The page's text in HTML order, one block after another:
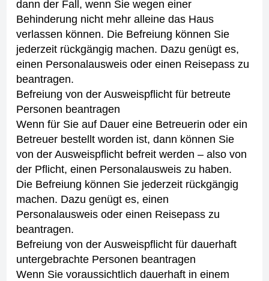
dann der Fall, wenn Sie wegen einer
Behinderung nicht mehr alleine das Haus
verlassen können. Die Befreiung können Sie
jederzeit rückgängig machen. Dazu genügt es,
einen Personalausweis oder einen Reisepass zu
beantragen.
Befreiung von der Ausweispflicht für betreute
Personen beantragen
Wenn für Sie auf Dauer eine Betreuerin oder ein
Betreuer bestellt worden ist, dann können Sie
von der Ausweispflicht befreit werden – also von
der Pflicht, einen Personalausweis zu haben.
Die Befreiung können Sie jederzeit rückgängig
machen. Dazu genügt es, einen
Personalausweis oder einen Reisepass zu
beantragen.
Befreiung von der Ausweispflicht für dauerhaft
untergebrachte Personen beantragen
Wenn Sie voraussichtlich dauerhaft in einem